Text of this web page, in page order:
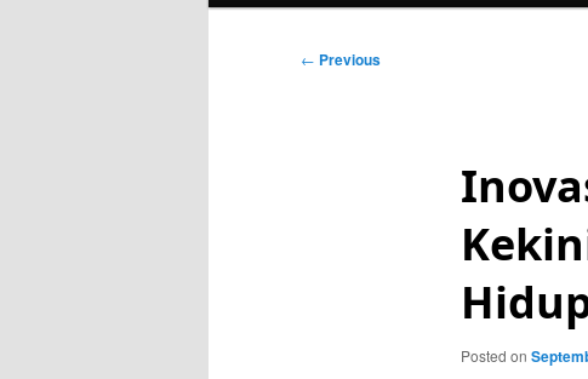
Post
← Previous
Posted on